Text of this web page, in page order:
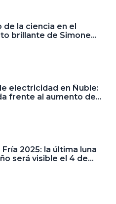
de la ciencia en el
brillante de Simone
electricidad en Ñuble:
frente al aumento de
2025: la última luna
será visible el 4 de